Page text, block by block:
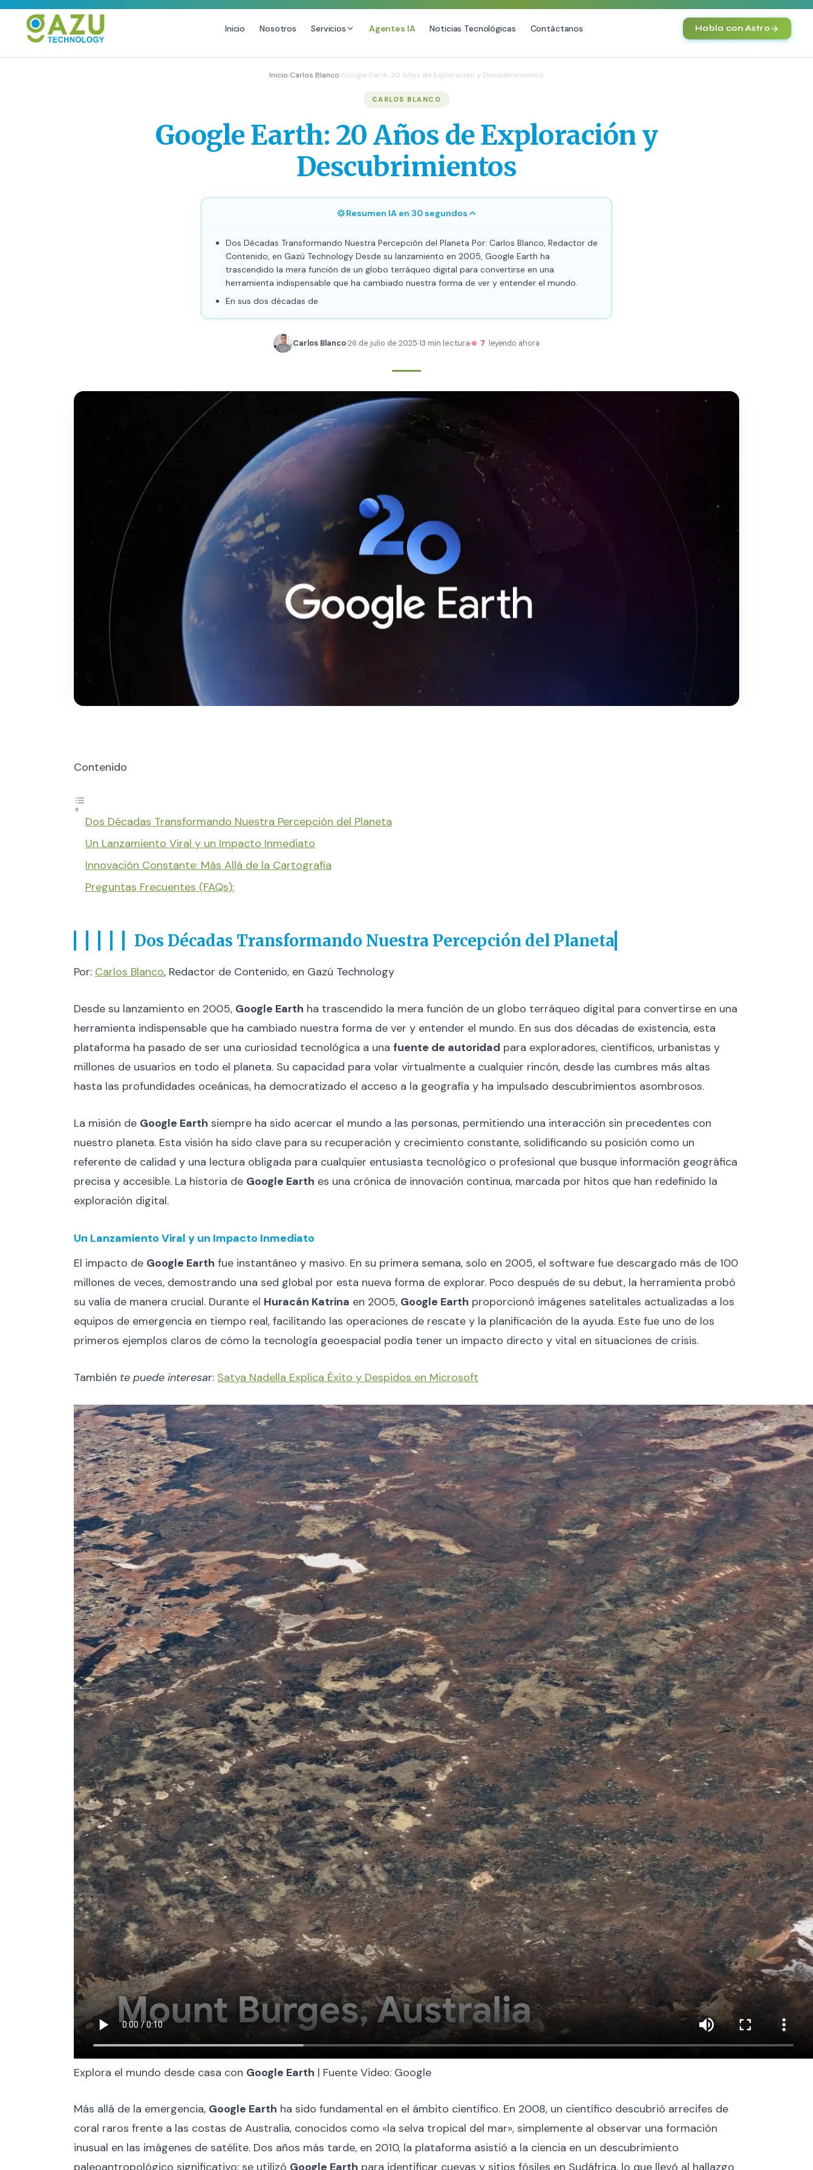
Inicio Nosotros Servicios Agentes IA Noticias Tecnológicas Contáctanos Habla con Astro
Diseño Web Premium
Consultoría SEO
SEO Local Avanzado
SEO para E-commerce
Link Building Premium
Chatbot Multicanal
Automatización Inteligente
Inicio›Carlos Blanco›Google Earth: 20 Años de Exploración y Descubrimientos
CARLOS BLANCO
Google Earth: 20 Años de Exploración y
Descubrimientos
Resumen IA en 30 segundos
Dos Décadas Transformando Nuestra Percepción del Planeta Por: Carlos Blanco, Redactor de
Contenido, en Gazú Technology Desde su lanzamiento en 2005, Google Earth ha
trascendido la mera función de un globo terráqueo digital para convertirse en una
herramienta indispensable que ha cambiado nuestra forma de ver y entender el mundo.
En sus dos décadas de
Carlos Blanco26 de julio de 2025 13 min lectura 7 leyendo ahora
Contenido
Dos Décadas Transformando Nuestra Percepción del Planeta
Un Lanzamiento Viral y un Impacto Inmediato
Innovación Constante: Más Allá de la Cartografía
Preguntas Frecuentes (FAQs):
Dos Décadas Transformando Nuestra Percepción del Planeta
Por: Carlos Blanco, Redactor de Contenido, en Gazú Technology
Desde su lanzamiento en 2005, Google Earth ha trascendido la mera función de un globo terráqueo digital para convertirse en una
herramienta indispensable que ha cambiado nuestra forma de ver y entender el mundo. En sus dos décadas de existencia, esta
plataforma ha pasado de ser una curiosidad tecnológica a una fuente de autoridad para exploradores, científicos, urbanistas y
millones de usuarios en todo el planeta. Su capacidad para volar virtualmente a cualquier rincón, desde las cumbres más altas
hasta las profundidades oceánicas, ha democratizado el acceso a la geografía y ha impulsado descubrimientos asombrosos.
La misión de Google Earth siempre ha sido acercar el mundo a las personas, permitiendo una interacción sin precedentes con
nuestro planeta. Esta visión ha sido clave para su recuperación y crecimiento constante, solidificando su posición como un
referente de calidad y una lectura obligada para cualquier entusiasta tecnológico o profesional que busque información geográfica
precisa y accesible. La historia de Google Earth es una crónica de innovación continua, marcada por hitos que han redefinido la
exploración digital.
Un Lanzamiento Viral y un Impacto Inmediato
El impacto de Google Earth fue instantáneo y masivo. En su primera semana, solo en 2005, el software fue descargado más de 100
millones de veces, demostrando una sed global por esta nueva forma de explorar. Poco después de su debut, la herramienta probó
su valía de manera crucial. Durante el Huracán Katrina en 2005, Google Earth proporcionó imágenes satelitales actualizadas a los
equipos de emergencia en tiempo real, facilitando las operaciones de rescate y la planificación de la ayuda. Este fue uno de los
primeros ejemplos claros de cómo la tecnología geoespacial podía tener un impacto directo y vital en situaciones de crisis.
También te puede interesar: Satya Nadella Explica Éxito y Despidos en Microsoft
Explora el mundo desde casa con Google Earth | Fuente Video: Google
Más allá de la emergencia, Google Earth ha sido fundamental en el ámbito científico. En 2008, un científico descubrió arrecifes de
coral raros frente a las costas de Australia, conocidos como «la selva tropical del mar», simplemente al observar una formación
inusual en las imágenes de satélite. Dos años más tarde, en 2010, la plataforma asistió a la ciencia en un descubrimiento